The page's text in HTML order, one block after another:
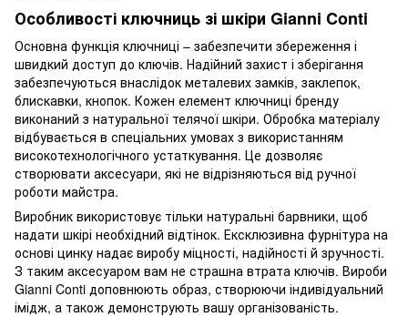
Особливості ключниць зі шкіри Gianni Conti
Основна функція ключниці – забезпечити збереження і
швидкий доступ до ключів. Надійний захист і зберігання
забезпечуються внаслідок металевих замків, заклепок,
блискавки, кнопок. Кожен елемент ключниці бренду
виконаний з натуральної телячої шкіри. Обробка матеріалу
відбувається в спеціальних умовах з використанням
високотехнологічного устаткування. Це дозволяє
створювати аксесуари, які не відрізняються від ручної
роботи майстра.
Виробник використовує тільки натуральні барвники, щоб
надати шкірі необхідний відтінок. Ексклюзивна фурнітура на
основі цинку надає виробу міцності, надійності й зручності.
З таким аксесуаром вам не страшна втрата ключів. Вироби
Gianni Conti доповнюють образ, створюючи індивідуальний
імідж, а також демонструють вашу організованість.